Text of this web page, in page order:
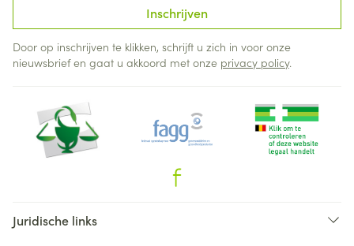
Inschrijven
Door op inschrijven te klikken, schrijft u zich in voor onze
nieuwsbrief en gaat u akkoord met onze privacy policy.
Juridische links